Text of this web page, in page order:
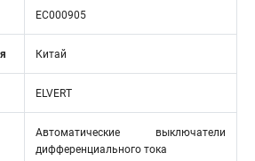
EC000905
Китай
ELVERT
Автоматические выключатели
дифференциального тока